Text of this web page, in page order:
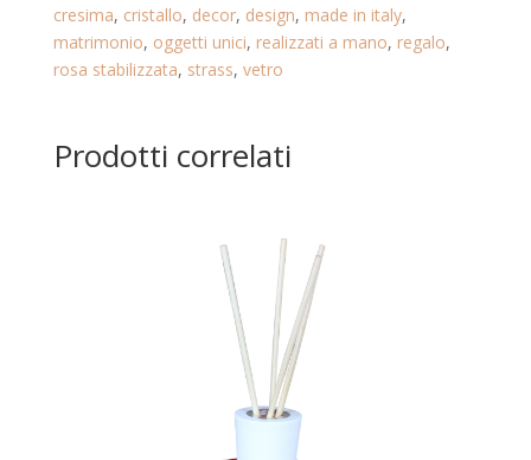
cresima, cristallo, decor, design, made in italy,
matrimonio, oggetti unici, realizzati a mano, regalo,
rosa stabilizzata, strass, vetro
Prodotti correlati